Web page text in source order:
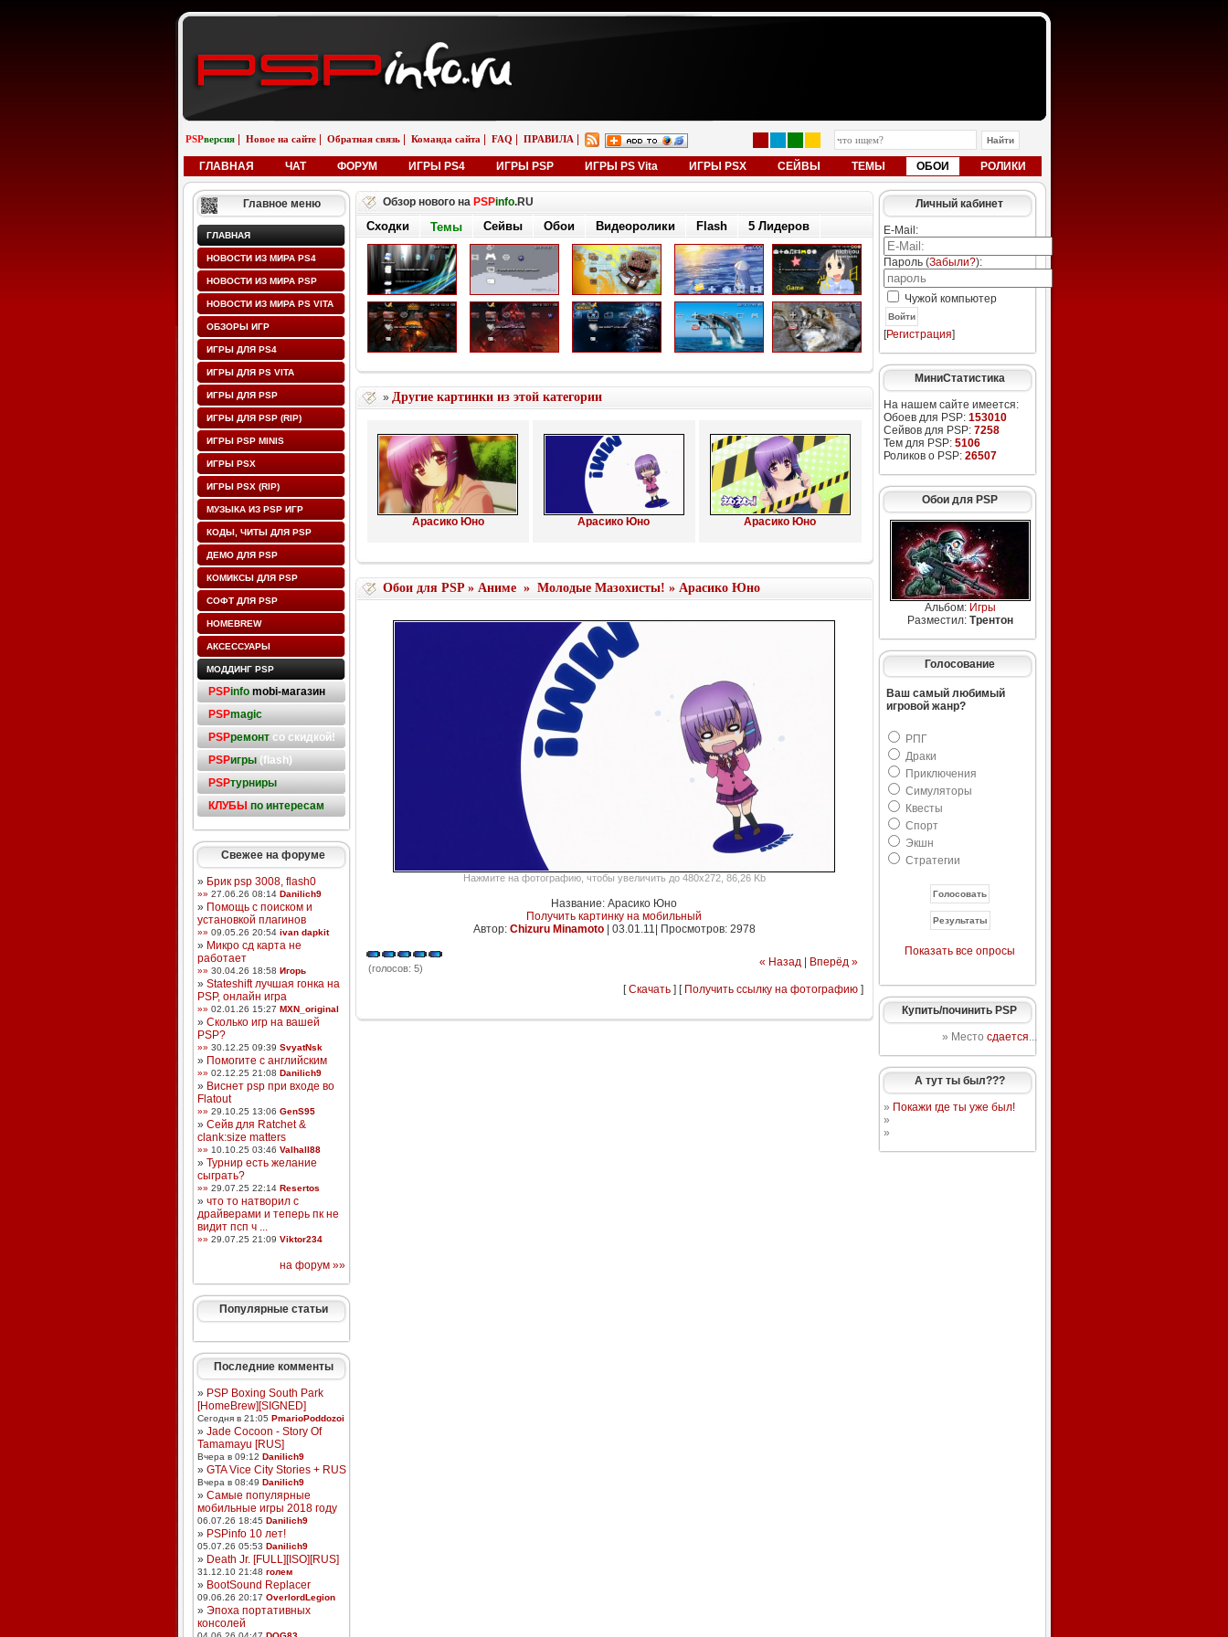
PSPверсия Новое на сайте Обратная связь Команда сайта FAQ ПРАВИЛА
ГЛАВНАЯ ЧАТ ФОРУМ ИГРЫ PS4 ИГРЫ PSP ИГРЫ PS Vita ИГРЫ PSX СЕЙВЫ ТЕМЫ ОБОИ РОЛИКИ
Главное меню
ГЛАВНАЯ
НОВОСТИ ИЗ МИРА PS4
НОВОСТИ ИЗ МИРА PSP
НОВОСТИ ИЗ МИРА PS VITA
ОБЗОРЫ ИГР
ИГРЫ ДЛЯ PS4
ИГРЫ ДЛЯ PS VITA
ИГРЫ ДЛЯ PSP
ИГРЫ ДЛЯ PSP (RIP)
ИГРЫ PSP MINIS
ИГРЫ PSX
ИГРЫ PSX (RIP)
МУЗЫКА ИЗ PSP ИГР
КОДЫ, ЧИТЫ ДЛЯ PSP
ДЕМО ДЛЯ PSP
КОМИКСЫ ДЛЯ PSP
СОФТ ДЛЯ PSP
HOMEBREW
АКСЕССУАРЫ
МОДДИНГ PSP
PSPinfo mobi-магазин
PSPmagic
PSPремонтсо скидкой!
PSPигры(flash)
PSPтурниры
КЛУБЫ по интересам
Свежее на форуме
» Брик psp 3008, flash0
»» 27.06.26 08:14 Danilich9
» Помощь с поиском и
установкой плагинов
»» 09.05.26 20:54 ivan dapkit
» Микро сд карта не
работает
»» 30.04.26 18:58 Игорь
» Stateshift лучшая гонка на
PSP, онлайн игра
»» 02.01.26 15:27 MXN_original
» Сколько игр на вашей
PSP?
»» 30.12.25 09:39 SvyatNsk
» Помогите с английским
»» 02.12.25 21:08 Danilich9
» Виснет psp при входе во
Flatout
»» 29.10.25 13:06 GenS95
» Сейв для Ratchet &
clank:size matters
»» 10.10.25 03:46 Valhall88
» Турнир есть желание
сыграть?
»» 29.07.25 22:14 Resertos
» что то натворил с
драйверами и теперь пк не
видит псп ч ...
»» 29.07.25 21:09 Viktor234
на форум »»
Популярные статьи
Последние комменты
» PSP Boxing South Park
[HomeBrew][SIGNED]
Сегодня в 21:05 PmarioPoddozoi
» Jade Cocoon - Story Of
Tamamayu [RUS]
Вчера в 09:12 Danilich9
» GTA Vice City Stories + RUS
Вчера в 08:49 Danilich9
» Самые популярные
мобильные игры 2018 году
06.07.26 18:45 Danilich9
» PSPinfo 10 лет!
05.07.26 05:53 Danilich9
» Death Jr. [FULL][ISO][RUS]
31.12.10 21:48 голем
» BootSound Replacer
09.06.26 20:17 OverlordLegion
» Эпоха портативных
консолей
Обзор нового на PSPinfo.RU
Сходки Темы Сейвы Обои Видеоролики Flash 5 Лидеров
» Другие картинки из этой категории
Арасико Юно Арасико Юно Арасико Юно
Обои для PSP» Аниме» Молодые Мазохисты! » Арасико Юно
Нажмите на фотографию, чтобы увеличить до 480x272, 86,26 Kb
Название: Арасико Юно
Получить картинку на мобильный
Автор: Chizuru Minamoto| 03.01.11| Просмотров: 2978
(голосов: 5) « Назад| Вперёд »
[Скачать] [ Получить ссылку на фотографию]
Личный кабинет
E-Mail:
Пароль (Забыли?):
Чужой компьютер
Войти
[Регистрация]
МиниСтатистика
На нашем сайте имеется:
Обоев для PSP: 153010
Сейвов для PSP: 7258
Тем для PSP: 5106
Роликов о PSP: 26507
Обои для PSP
Альбом: Игры
Разместил: Трентон
Голосование
Ваш самый любимый
игровой жанр?
РПГ
Драки
Приключения
Симуляторы
Квесты
Спорт
Экшн
Стратегии
Показать все опросы
Купить/починить PSP
» Место сдается...
А тут ты был???
» Покажи где ты уже был!
»
»